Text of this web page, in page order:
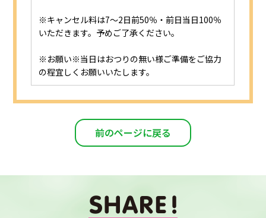
※キャンセル料は7～2日前50％・前日当日100％
いただきます。予めご了承ください。
※お願い※当日はおつりの無い様ご準備をご協力
の程宜しくお願いいたします。
前のページに戻る